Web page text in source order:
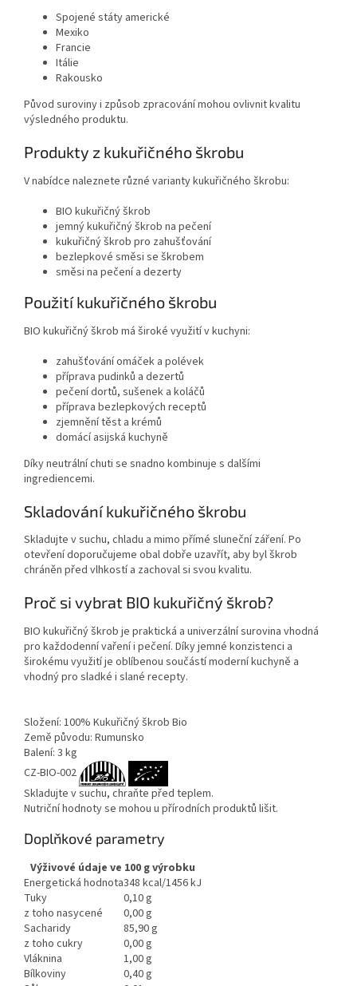
Spojené státy americké
Mexiko
Francie
Itálie
Rakousko
Původ suroviny i způsob zpracování mohou ovlivnit kvalitu
výsledného produktu.
Produkty z kukuřičného škrobu
V nabídce naleznete různé varianty kukuřičného škrobu:
BIO kukuřičný škrob
jemný kukuřičný škrob na pečení
kukuřičný škrob pro zahušťování
bezlepkové směsi se škrobem
směsi na pečení a dezerty
Použití kukuřičného škrobu
BIO kukuřičný škrob má široké využití v kuchyni:
zahušťování omáček a polévek
příprava pudinků a dezertů
pečení dortů, sušenek a koláčů
příprava bezlepkových receptů
zjemnění těst a krémů
domácí asijská kuchyně
Díky neutrální chuti se snadno kombinuje s dalšími
ingrediencemi.
Skladování kukuřičného škrobu
Skladujte v suchu, chladu a mimo přímé sluneční záření. Po
otevření doporučujeme obal dobře uzavřít, aby byl škrob
chráněn před vlhkostí a zachoval si svou kvalitu.
Proč si vybrat BIO kukuřičný škrob?
BIO kukuřičný škrob je praktická a univerzální surovina vhodná
pro každodenní vaření i pečení. Díky jemné konzistenci a
širokému využití je oblíbenou součástí moderní kuchyně a
vhodný pro sladké i slané recepty.
Složení: 100% Kukuřičný škrob Bio
Země původu: Rumunsko
Balení: 3 kg
CZ-BIO-002
Skladujte v suchu, chraňte před teplem.
Nutriční hodnoty se mohou u přírodních produktů lišit.
Doplňkové parametry
Výživové údaje ve 100 g výrobku
Energetická hodnota348 kcal/1456 kJ
Tuky
0,10 g
z toho nasycené
0,00 g
Sacharidy
85,90 g
z toho cukry
0,00 g
Vláknina
1,00 g
Bílkoviny
0,40 g